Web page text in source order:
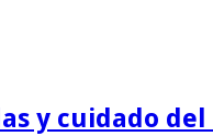
y cuidado